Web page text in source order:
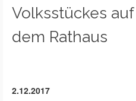
Volksstückes
dem Rathaus
2.12.2017